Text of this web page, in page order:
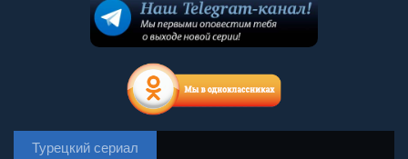
Турецкий сериал